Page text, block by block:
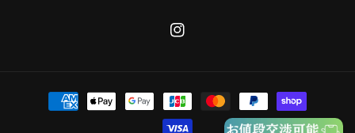
Instagram